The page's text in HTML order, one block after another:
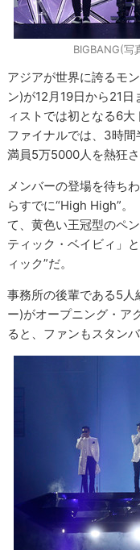
BIGBANG(写
アジアが世界に誇るモ
ン)が12月19日から21
ィストでは初となる6
ファイナルでは、3時
満員5万5000人を熱狂さ
メンバーの登場を待ち
らすでに“High High”
て、黄色い王冠型のペ
ティック・ベイビィ」
ィック”だ。
事務所の後輩である5人
ー)がオープニング・ア
ると、ファンもスタンバ